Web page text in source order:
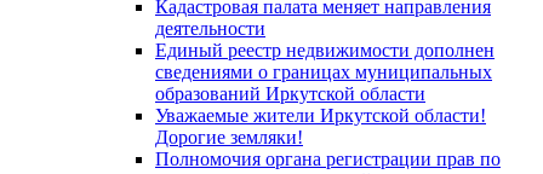
Кадастровая палата меняет направления
деятельности
Единый реестр недвижимости дополнен
сведениями о границах муниципальных
образований Иркутской области
Уважаемые жители Иркутской области!
Дорогие земляки!
Полномочия органа регистрации прав по